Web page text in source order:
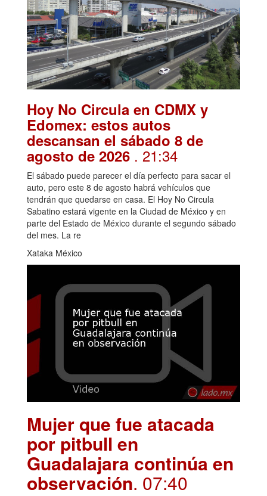
Hoy No Circula en CDMX y
Edomex: estos autos
descansan el sábado 8 de
agosto de 2026 . 21:34
El sábado puede parecer el día perfecto para sacar el
auto, pero este 8 de agosto habrá vehículos que
tendrán que quedarse en casa. El Hoy No Circula
Sabatino estará vigente en la Ciudad de México y en
parte del Estado de México durante el segundo sábado
del mes. La re
Xataka México
Mujer que fue atacada
por pitbull en
Guadalajara continúa en
observación. 07:40